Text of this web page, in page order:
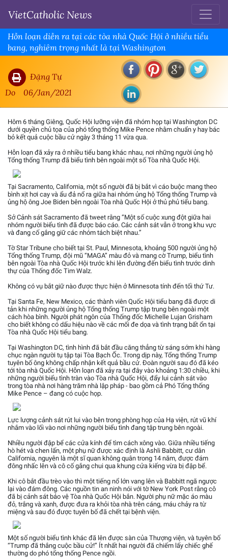
VietCatholic News
Hỗn loạn diễn ra tại các tòa nhà Quốc Hội ở nhiều tiểu
bang, nghiêm trọng nhất là tại Washington
Đặng Tự
Do
06/Jan/2021
Hôm 6 tháng Giêng, Quốc Hội lưỡng viện đã nhóm họp tại Washington DC
dưới quyền chủ tọa của phó tổng thống Mike Pence nhằm chuẩn y hay bác
bỏ kết quả cuộc bầu cử ngày 3 tháng 11 vừa qua.
Hỗn loạn đã xảy ra ở nhiều tiểu bang khác nhau, nơi những người ủng hộ
Tổng thống Trump đã biểu tình bên ngoài một số Tòa nhà Quốc Hội.
Tại Sacramento, California, một số người đã bị bắt vì cáo buộc mang theo
bình xịt hơi cay và ẩu đả nổ ra giữa hai nhóm ủng hộ Tổng thống Trump và
ủng hộ ông Joe Biden bên ngoài Tòa nhà Quốc Hội ở thủ phủ tiểu bang.
Sở Cảnh sát Sacramento đã tweet rằng “Một số cuộc xung đột giữa hai
nhóm người biểu tình đã được báo cáo. Các cảnh sát vẫn ở trong khu vực
và đang cố gắng giữ các nhóm tách biệt nhau.”
Tờ Star Tribune cho biết tại St. Paul, Minnesota, khoảng 500 người ủng hộ
Tổng thống Trump, đội mũ “MAGA” màu đỏ và mang cờ Trump, biểu tình
bên ngoài Tòa nhà Quốc Hội trước khi lên đường đến biểu tình trước dinh
thự của Thống đốc Tim Walz.
Không có vụ bắt giữ nào được thực hiện ở Minnesota tính đến tối thứ Tư.
Tại Santa Fe, New Mexico, các thành viên Quốc Hội tiểu bang đã được di
tản khi những người ủng hộ Tổng thống Trump tập trung bên ngoài một
cách hòa bình. Người phát ngôn của Thống đốc Michelle Lujan Grisham
cho biết không có dấu hiệu nào về các mối đe dọa và tình trạng bất ổn tại
Tòa nhà Quốc Hội tiểu bang.
Tại Washington DC, tình hình đã bắt đầu căng thẳng từ sáng sớm khi hàng
chục ngàn người tụ tập tại Tòa Bạch Ốc. Trong dịp này, Tổng thống Trump
tuyên bố ông không chấp nhận kết quả bầu cử. Đoàn người sau đó đã kéo
tới tòa nhà Quốc Hội. Hỗn loạn đã xảy ra tại đây vào khoảng 1:30 chiều, khi
những người biểu tình tràn vào Tòa nhà Quốc Hội, đẩy lui cảnh sát vào
trong tòa nhà nơi hàng trăm nhà lập pháp - bao gồm cả Phó Tổng thống
Mike Pence – đang có cuộc họp.
Lực lượng cảnh sát rút lui vào bên trong phòng họp của Hạ viện, rút vũ khí
nhắm vào lối vào nơi những người biểu tình đang tập trung bên ngoài.
Nhiều người đập bể các cửa kính để tìm cách xông vào. Giữa nhiều tiếng
hò hét và chen lấn, một phụ nữ được xác định là Ashli Babbitt, cư dân
California, nguyên là một sĩ quan không quân trong 14 năm, được đám
đông nhấc lên và cô cố gắng chui qua khung cửa kiếng vừa bị đập bể.
Khi cô bắt đầu trèo vào thì một tiếng nổ lớn vang lên và Babbitt ngã ngược
lại vào đám đông. Các nguồn tin an ninh nói với tờ New York Post rằng cô
đã bị cảnh sát bảo vệ Tòa nhà Quốc Hội bắn. Người phụ nữ mặc áo màu
đỏ, trắng và xanh, được đưa ra khỏi tòa nhà trên cáng, máu chảy ra từ
miệng và sau đó được tuyên bố đã chết tại bệnh viện.
Một số người biểu tình khác đã lên được sàn của Thượng viện, và tuyên bố
“Trump đã thắng cuộc bầu cử!” Ít nhất hai người đã chiếm lấy chiếc ghế
thường do phó tổng thống Pence ngồi.